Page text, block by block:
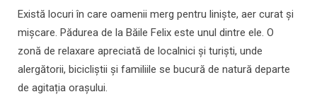
Există locuri în care oamenii merg pentru liniște, aer curat și
mișcare. Pădurea de la Băile Felix este unul dintre ele. O
zonă de relaxare apreciată de localnici și turiști, unde
alergătorii, bicicliștii și familiile se bucură de natură departe
de agitația orașului.